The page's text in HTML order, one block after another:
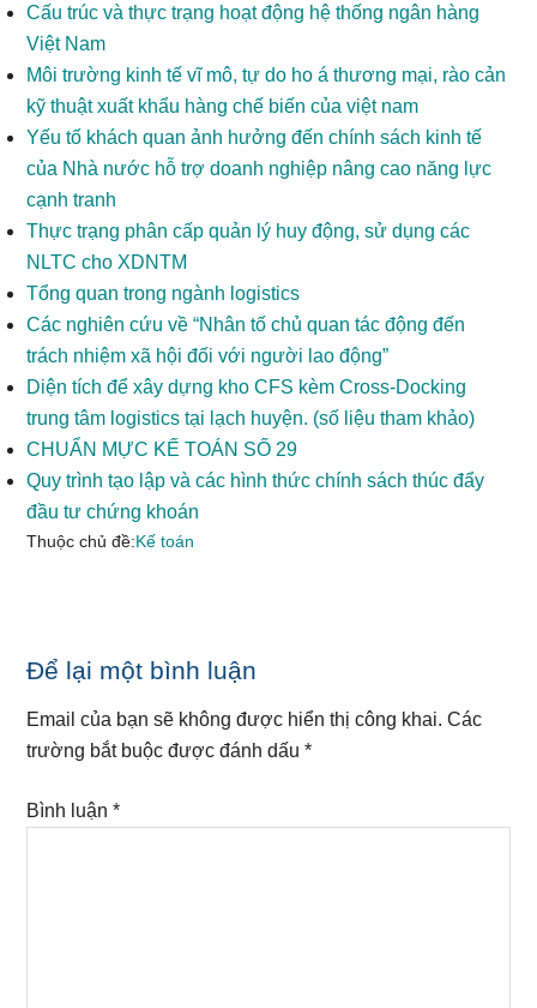
Cấu trúc và thực trạng hoạt động hệ thống ngân hàng
Việt Nam
Môi trường kinh tế vĩ mô, tự do ho á thương mại, rào cản
kỹ thuật xuất khẩu hàng chế biến của việt nam
Yếu tố khách quan ảnh hưởng đến chính sách kinh tế
của Nhà nước hỗ trợ doanh nghiệp nâng cao năng lực
cạnh tranh
Thực trạng phân cấp quản lý huy động, sử dụng các
NLTC cho XDNTM
Tổng quan trong ngành logistics
Các nghiên cứu về “Nhân tố chủ quan tác động đến
trách nhiệm xã hội đối với người lao động”
Diện tích để xây dựng kho CFS kèm Cross-Docking
trung tâm logistics tại lạch huyện. (số liệu tham khảo)
CHUẨN MỰC KẾ TOÁN SỐ 29
Quy trình tạo lập và các hình thức chính sách thúc đẩy
đầu tư chứng khoán
Thuộc chủ đề:Kế toán
Reader
Interactions
Để lại một bình luận
Email của bạn sẽ không được hiển thị công khai. Các
trường bắt buộc được đánh dấu*
Bình luận*